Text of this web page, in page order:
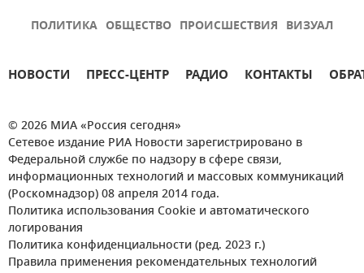
ПОЛИТИКА ОБЩЕСТВО ПРОИСШЕСТВИЯ ВИЗУАЛ
НОВОСТИ ПРЕСС-ЦЕНТР РАДИО КОНТАКТЫ
© 2026 МИА «Россия сегодня»
Сетевое издание РИА Новости зарегистрировано в
Федеральной службе по надзору в сфере связи,
информационных технологий и массовых коммуникаций
(Роскомнадзор) 08 апреля 2014 года.
Политика использования Cookie и автоматического
логирования
Политика конфиденциальности (ред. 2023 г.)
Правила применения рекомендательных технологий